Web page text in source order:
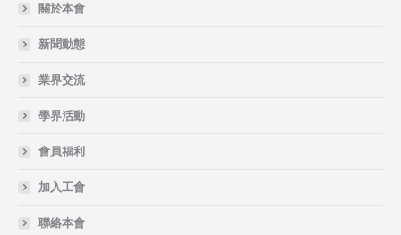
關於本會
新聞動態
業界交流
學界活動
會員福利
加入工會
聯絡本會